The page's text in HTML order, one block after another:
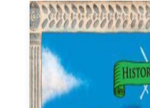
Aanmelden
We gebruiken je
overeenstemming met ons